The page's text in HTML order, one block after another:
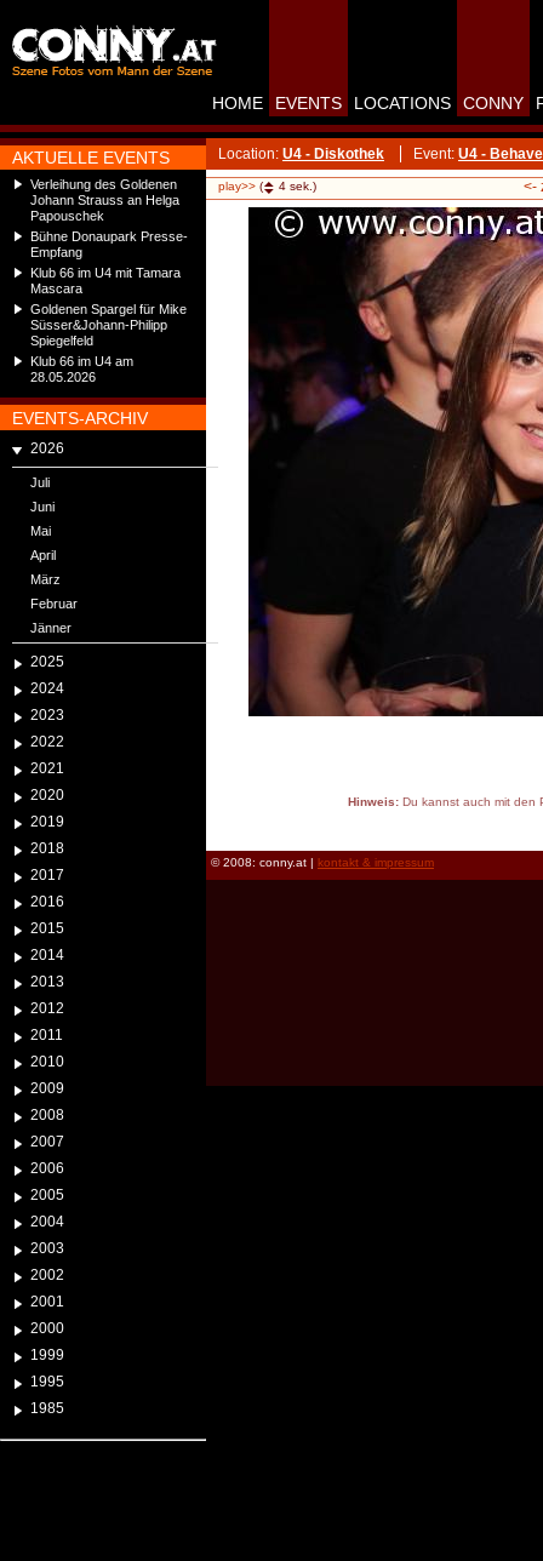
AKTUELLE EVENTS
Verleihung des Goldenen
Johann Strauss an Helga
Papouschek
Bühne Donaupark Presse-
Empfang
Klub 66 im U4 mit Tamara
Mascara
Goldenen Spargel für Mike
Süsser&Johann-Philipp
Spiegelfeld
Klub 66 im U4 am
28.05.2026
EVENTS-ARCHIV
2026
Juli
Juni
Mai
April
März
Februar
Jänner
2025
2024
2023
2022
2021
2020
2019
2018
2017
2016
2015
2014
2013
2012
2011
2010
2009
2008
2007
2006
2005
2004
2003
2002
2001
2000
1999
1995
1985
HOME EVENTS LOCATIONS CONNY
Location: U4 - Diskothek Event: U4 - Behave
play>> ( 4 sek.) <-
Hinweis:Du kannst auch mit den
© 2008: conny.at | kontakt & impressum